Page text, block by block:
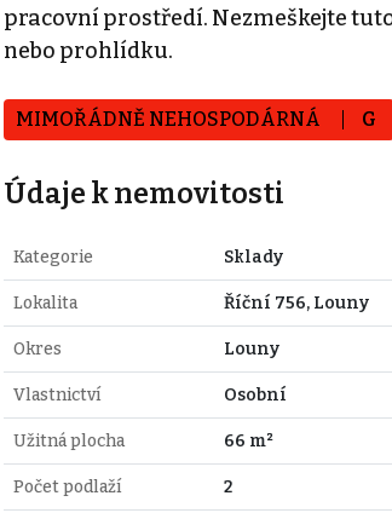
pracovní prostředí. Nezmeškejte
nebo prohlídku.
MIMOŘÁDNĚ NEHOSPODÁRNÁ G
Údaje k nemovitosti
Kategorie Sklady
Lokalita Říční 756, Louny
Okres Louny
Vlastnictví Osobní
Užitná plocha 66 m²
Počet podlaží 2